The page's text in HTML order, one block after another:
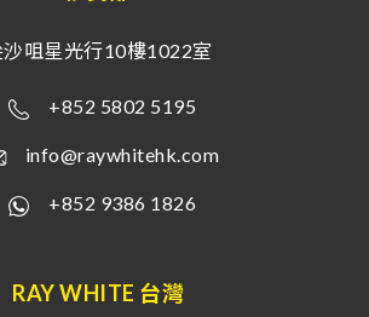
沙咀星光行10樓1022室
+852 5802 5195
info@raywhitehk.com
+852 9386 1826
RAY WHITE 台灣